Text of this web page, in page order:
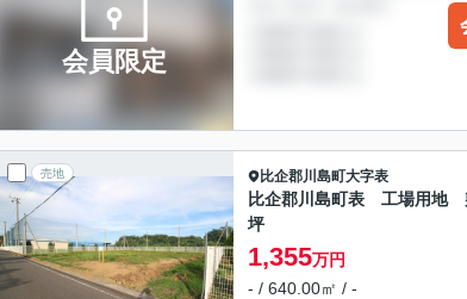
会員限定
売地 比企郡川島町大字表
比企郡川島町表 工場用地
坪
1,355万円
- / 640.00㎡ / -